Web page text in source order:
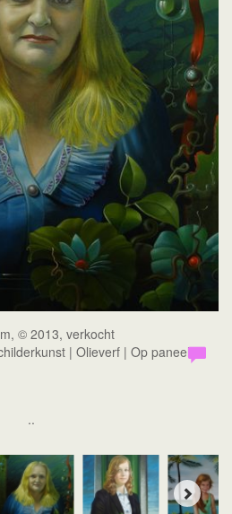
© 2013, verkocht
| Olieverf | Op paneel
..